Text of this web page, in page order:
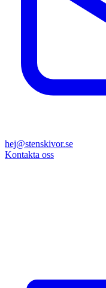
hej@stenskivor.se
Kontakta oss